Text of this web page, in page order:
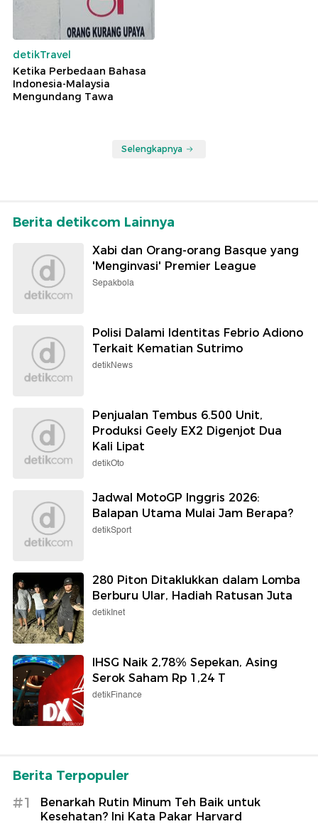
detikTravel
Ketika Perbedaan Bahasa
Indonesia-Malaysia
Mengundang Tawa
Selengkapnya
Berita detikcom Lainnya
Xabi dan Orang-orang Basque yang
'Menginvasi' Premier League
Sepakbola
Polisi Dalami Identitas Febrio Adiono
Terkait Kematian Sutrimo
detikNews
Penjualan Tembus 6.500 Unit,
Produksi Geely EX2 Digenjot Dua
Kali Lipat
detikOto
Jadwal MotoGP Inggris 2026:
Balapan Utama Mulai Jam Berapa?
detikSport
280 Piton Ditaklukkan dalam Lomba
Berburu Ular, Hadiah Ratusan Juta
detikInet
IHSG Naik 2,78% Sepekan, Asing
Serok Saham Rp 1,24 T
detikFinance
Berita Terpopuler
#1
Benarkah Rutin Minum Teh Baik untuk
Kesehatan? Ini Kata Pakar Harvard